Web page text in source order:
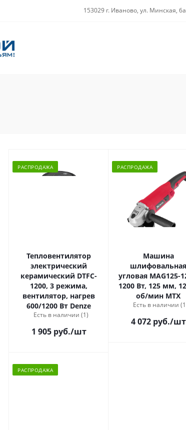
153029 г. Иваново, ул. Минская, 6а
РАСПРОДАЖА
Тепловентилятор
электрический
керамический DTFC-
1200, 3 режима,
вентилятор, нагрев
600/1200 Вт Denze
Есть в наличии (1)
1 905 руб./шт
РАСПРОДАЖА
Машина
шлифовальная
угловая MAG125-
1200 Вт, 125 мм,
об/мин MTX
Есть в наличии
4 072 руб./шт
РАСПРОДАЖА